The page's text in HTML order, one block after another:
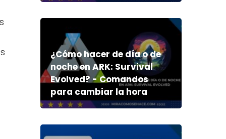
¿Cómo hacer de día o de
noche en ARK: Survival
Evolved? - Comandos
para cambiar la hora